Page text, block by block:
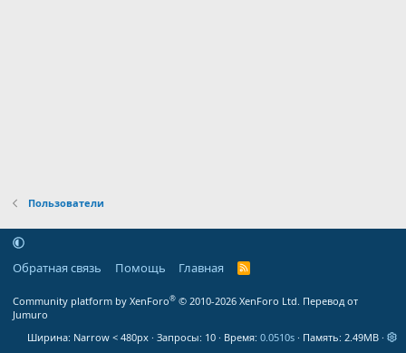
Пользователи
Обратная связь Помощь Главная
R
Community platform by XenForo® © 2010-2026 XenForo Ltd. Перевод от
Jumuro
Ширина
Запросы 10 Время 0.0510s Память 2.49MB